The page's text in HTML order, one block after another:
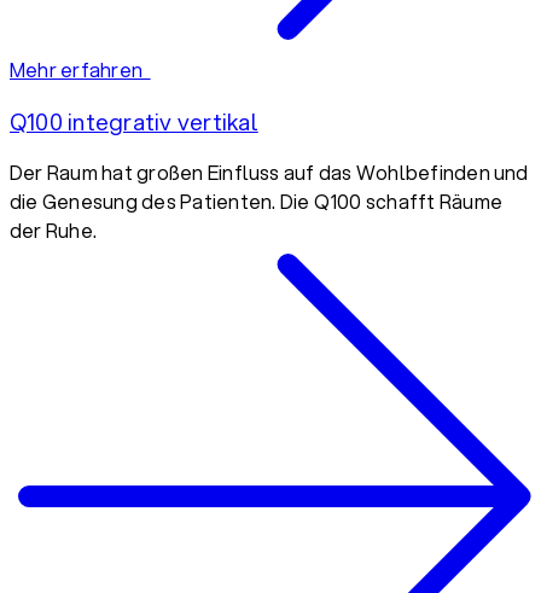
Mehr erfahren
Q100 integrativ vertikal
Der Raum hat großen Einfluss auf das Wohlbefinden und
die Genesung des Patienten. Die Q100 schafft Räume
der Ruhe.